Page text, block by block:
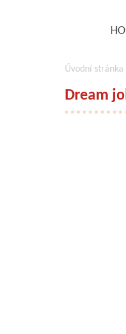
Úvodní stránka
Dream